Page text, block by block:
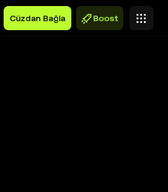
Cüzdan Bağla Boost